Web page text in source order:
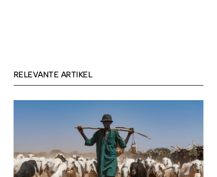
RELEVANTE ARTIKEL